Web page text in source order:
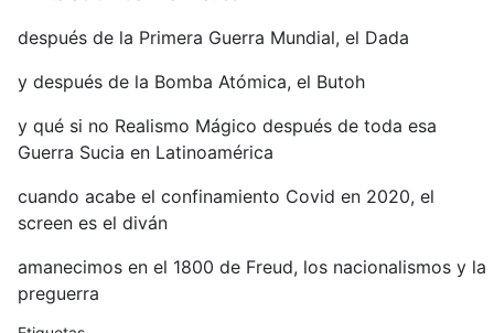
(LACANTI/Mantarraya
Ediciones
después de la Primera Guerra Mundial, el Dada
y después de la Bomba Atómica, el Butoh
y qué si no Realismo Mágico después de toda esa
Guerra Sucia en Latinoamérica
cuando acabe el confinamiento Covid en 2020, el
screen es el diván
amanecimos en el 1800 de Freud, los nacionalismos y la
preguerra